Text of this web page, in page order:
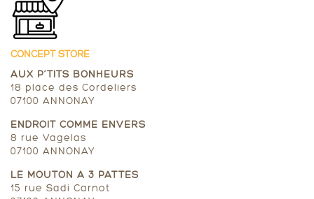
CONCEPT STORE
AUX P’TITS BONHEURS
18 place des Cordeliers
07100 ANNONAY
ENDROIT COMME ENVERS
8 rue Vagelas
07100 ANNONAY
LE MOUTON A 3 PATTES
15 rue Sadi Carnot